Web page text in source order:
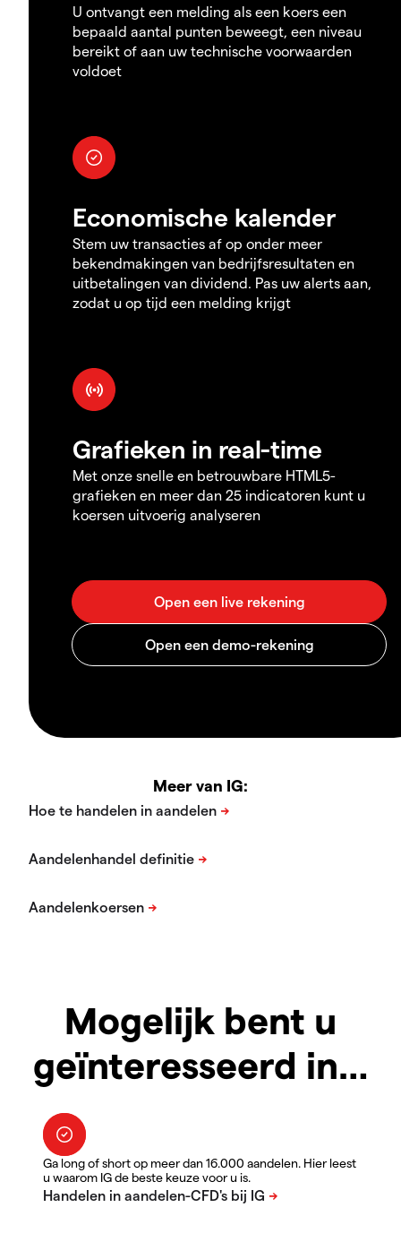
U ontvangt een melding als een koers een
bepaald aantal punten beweegt, een niveau
bereikt of aan uw technische voorwaarden
voldoet
Economische kalender
Stem uw transacties af op onder meer
bekendmakingen van bedrijfsresultaten en
uitbetalingen van dividend. Pas uw alerts aan,
zodat u op tijd een melding krijgt
Grafieken in real-time
Met onze snelle en betrouwbare HTML5-
grafieken en meer dan 25 indicatoren kunt u
koersen uitvoerig analyseren
Meer van IG:
Mogelijk bent u
geïnteresseerd in…
Ga long of short op meer dan 16.000 aandelen. Hier leest
u waarom IG de beste keuze voor u is.